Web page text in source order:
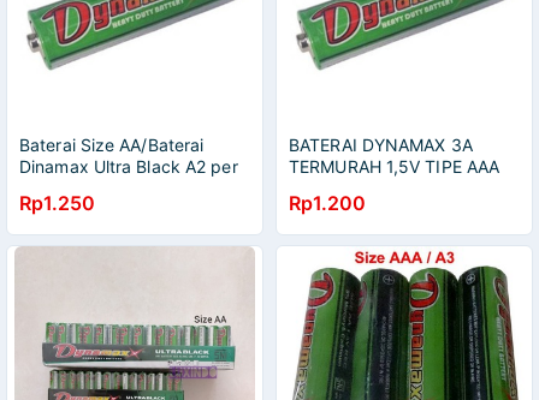
Baterai Size AA/Baterai
Dinamax Ultra Black A2 per
Rp1.250
BATERAI DYNAMAX 3A
TERMURAH 1,5V TIPE AAA
BATEREI AAA
Rp1.200